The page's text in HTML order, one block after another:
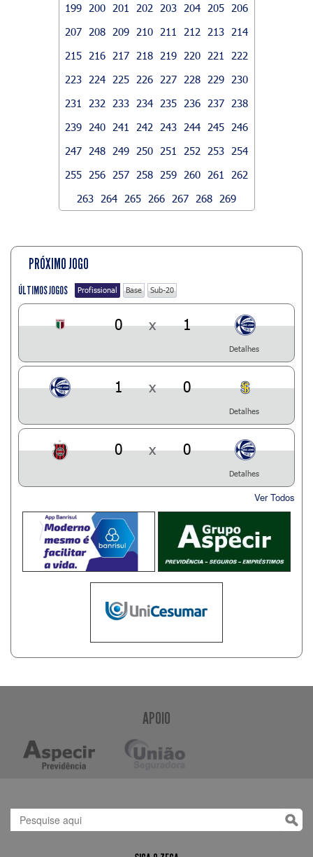
199
200 201 202 203 204 205
206
207
208 209 210 211 212 213
214
215
216 217 218 219 220 221
222
223
224 225 226 227 228 229
230
231
232 233 234 235 236 237
238
239
240 241 242 243 244 245
246
247
248 249 250 251 252 253
254
255
256 257 258 259 260 261
262
263
264 265 266 267 268 269
PRÓXIMO JOGO
ÚLTIMOS JOGOS Profissional Base Sub-20
0 x 1
Detalhes
1 x 0
Detalhes
0 x 0
Detalhes
Ver Todos
APOIO